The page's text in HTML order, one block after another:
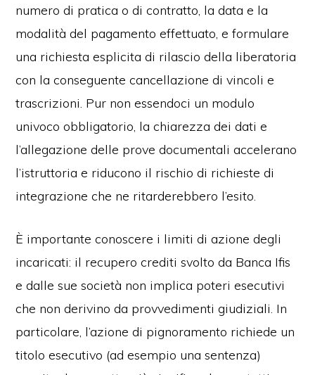
numero di pratica o di contratto, la data e la
modalità del pagamento effettuato, e formulare
una richiesta esplicita di rilascio della liberatoria
con la conseguente cancellazione di vincoli e
trascrizioni. Pur non essendoci un modulo
univoco obbligatorio, la chiarezza dei dati e
l’allegazione delle prove documentali accelerano
l’istruttoria e riducono il rischio di richieste di
integrazione che ne ritarderebbero l’esito.
È importante conoscere i limiti di azione degli
incaricati: il recupero crediti svolto da Banca Ifis
e dalle sue società non implica poteri esecutivi
che non derivino da provvedimenti giudiziali. In
particolare, l’azione di pignoramento richiede un
titolo esecutivo (ad esempio una sentenza)